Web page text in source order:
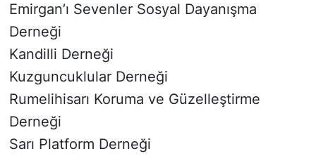
Emirgan’ı Sevenler Sosyal Dayanışma
Derneği
Kandilli Derneği
Kuzguncuklular Derneği
Rumelihisarı Koruma ve Güzelleştirme
Derneği
Sarı Platform Derneği